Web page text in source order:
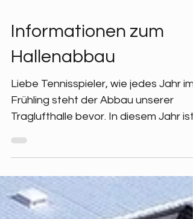
Informationen zum
Hallenabbau
Liebe Tennisspieler, wie jedes Jahr im
Frühling steht der Abbau unserer
Traglufthalle bevor. In diesem Jahr ist
es am 10. April 2025...